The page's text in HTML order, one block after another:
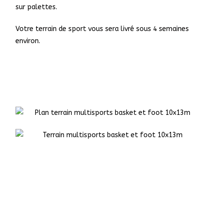
sur palettes.
Votre terrain de sport vous sera livré sous 4 semaines
environ.